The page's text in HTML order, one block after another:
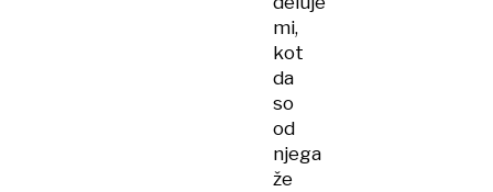
mi,
kot
da
so
od
njega
že